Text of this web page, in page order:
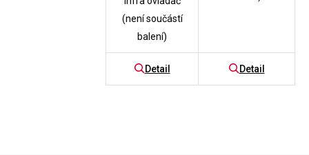
(není součástí
balení)
Detail Detail